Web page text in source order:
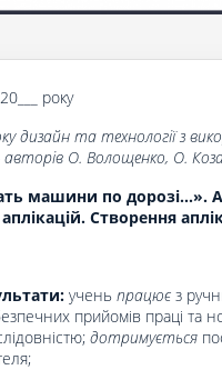
20___ року
дизайн та технології з
авторів О. Волощенко, О.
машини по дорозі...».
Створення
учень працює з
прийомів праці та
дотримується